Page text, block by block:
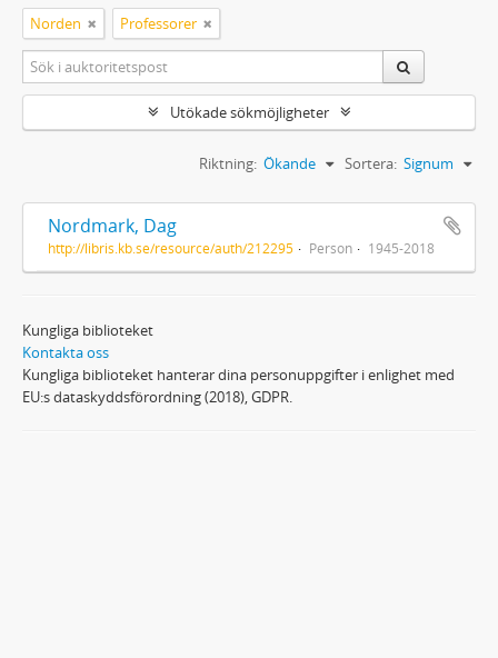
Norden Professorer
Utökade sökmöjligheter
Sortera: Signum
Riktning: Ökande
Nordmark, Dag
http://libris.kb.se/resource/auth/212295 Person 1945-2018
Kungliga biblioteket
Kontakta oss
Kungliga biblioteket hanterar dina personuppgifter i enlighet med
EU:s dataskyddsförordning (2018), GDPR.